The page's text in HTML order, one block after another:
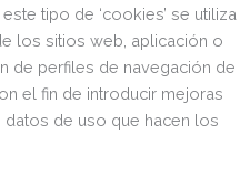
tipo de ‘cookies’ se utiliza
los sitios web, aplicación o
de perfiles de navegación de
el fin de introducir mejoras
de uso que hacen los